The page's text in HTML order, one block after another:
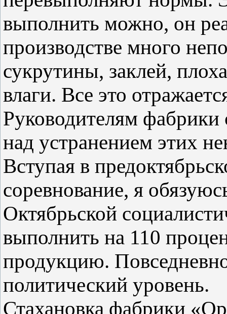
выполнить можно, он
производстве много
сукрутины, заклей,
влаги. Все это
Руководителям фабрики
над устранением этих
Вступая в
соревнование, я
Октябрьской
выполнить на 110
продукцию.
политический уровень.
Стахановка фабрики